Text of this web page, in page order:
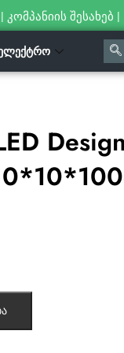
| კომპანიის შესახებ |